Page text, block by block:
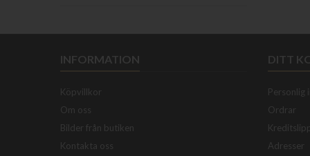
INFORMATION
Köpvillkor
Om oss
Bilder från butiken
Kontakta oss
DITT
Personlig
Ordrar
Adresser